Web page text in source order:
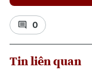
0
Tin liên quan